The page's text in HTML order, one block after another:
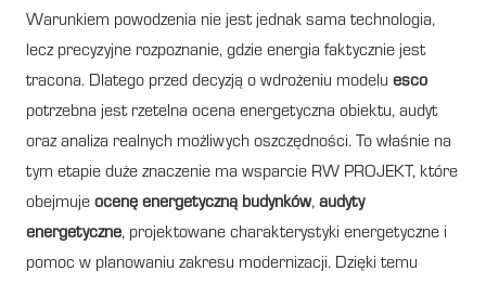
Warunkiem powodzenia nie jest jednak sama technologia,
lecz precyzyjne rozpoznanie, gdzie energia faktycznie jest
tracona. Dlatego przed decyzją o wdrożeniu modelu esco
potrzebna jest rzetelna ocena energetyczna obiektu, audyt
oraz analiza realnych możliwych oszczędności. To właśnie na
tym etapie duże znaczenie ma wsparcie RW PROJEKT, które
obejmuje ocenę energetyczną budynków, audyty
energetyczne, projektowane charakterystyki energetyczne i
pomoc w planowaniu zakresu modernizacji. Dzięki temu